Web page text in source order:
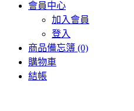
會員中心
加入會員
登入
商品備忘簿 (0)
購物車
結帳